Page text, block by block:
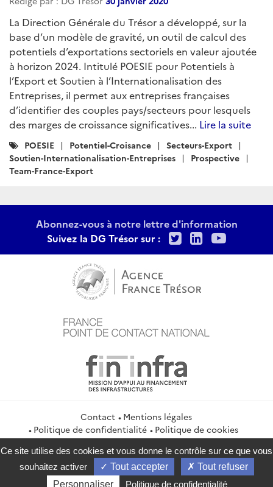
La Direction Générale du Trésor a développé, sur la
base d’un modèle de gravité, un outil de calcul des
potentiels d’exportations sectoriels en valeur ajoutée
à horizon 2024. Intitulé POESIE pour Potentiels à
l’Export et Soutien à l’Internationalisation des
Entreprises, il permet aux entreprises françaises
d’identifier des couples pays/secteurs pour lesquels
des marges de croissance significatives... Lire la suite
Catégories
:
POESIE Potentiel-Croisance
Secteurs-Export
Soutien-Internationalisation-Entreprises
Prospective
Team-France-Export
Abonnez-vous à notre lettre d'information
Suivez la DG Trésor sur :
TwitterLinkedIn
Contact
Mentions légales
Politique de confidentialité
Politique de cookies
Gestion des cookies
Flux RSS
service-public.gouv.fr
legifrance.gouv.fr
info.gouv.fr
data.gouv.fr
Ce site utilise des cookies et vous donne le contrôle sur ce que vous
souhaitez activer
Tout accepter
Tout refuser
Personnaliser
Politique de confidentialité